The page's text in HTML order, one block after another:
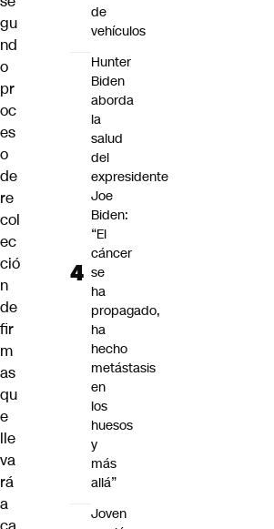
gu
nd
o
pr
oc
es
o
de
re
col
ec
ció
n
de
fir
m
as
qu
e
lle
va
rá
a
de
vehículos
Hunter
Biden
aborda
la
salud
del
expresidente
Joe
Biden:
“El
cáncer
se
ha
propagado,
ha
hecho
metástasis
en
los
huesos
y
más
allá”
Joven